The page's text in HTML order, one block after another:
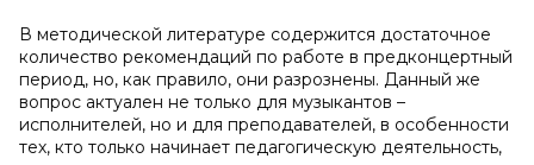
В методической литературе содержится достаточное
количество рекомендаций по работе в предконцертный
период, но, как правило, они разрознены. Данный же
вопрос актуален не только для музыкантов –
исполнителей, но и для преподавателей, в особенности
тех, кто только начинает педагогическую деятельность,